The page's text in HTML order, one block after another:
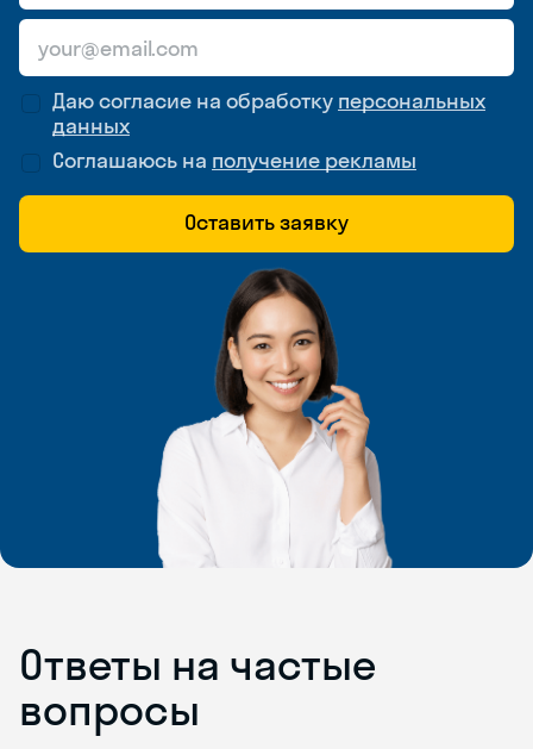
Даю согласие на обработку персональных
данных
Соглашаюсь на получение рекламы
Оставить заявку
Ответы на частые
вопросы